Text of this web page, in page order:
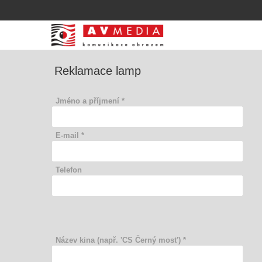
Reklamace lamp
Jméno a příjmení *
E-mail *
Telefon
Název kina (např. 'CS Černý most') *